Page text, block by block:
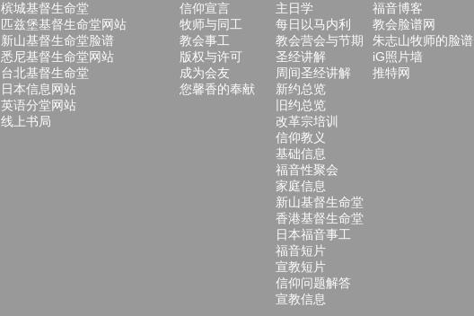
槟城基督生命堂
信仰宣言 主日学 福音博客
匹兹堡基督生命堂网站 牧师与同工 每日以马内利 教会脸谱网
新山基督生命堂脸谱
教会事工 教会营会与节期 朱志山牧师的脸谱
悉尼基督生命堂网站
版权与许可 圣经讲解 iG照片墙
台北基督生命堂
成为会友 周间圣经讲解 推特网
日本信息网站
您馨香的奉献 新约总览
英语分堂网站
旧约总览
线上书局
改革宗培训
信仰教义
基础信息
福音性聚会
家庭信息
新山基督生命堂
香港基督生命堂
日本福音事工
福音短片
宣教短片
信仰问题解答
宣教信息